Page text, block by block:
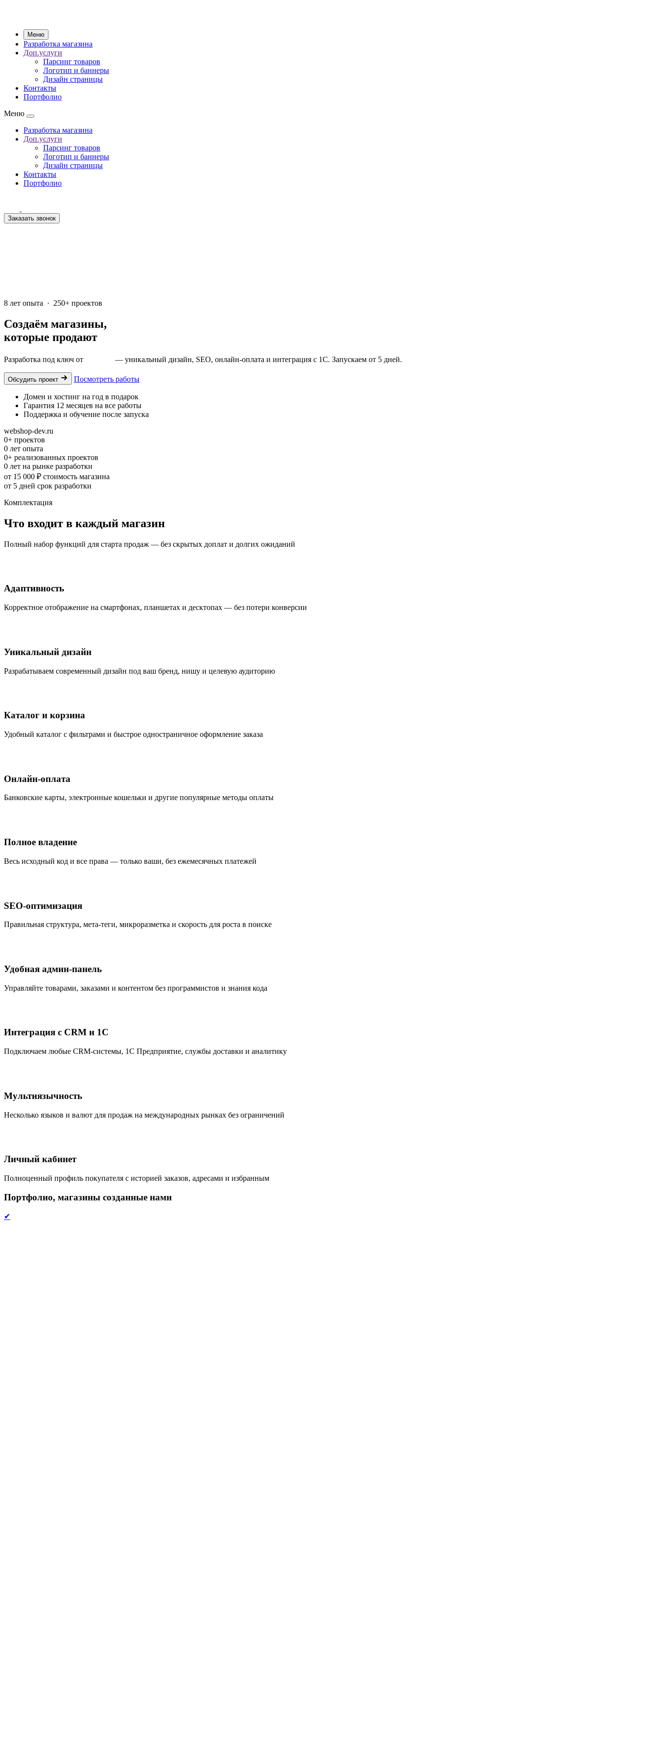
Меню
Разработка магазина
Доп.услуги
Парсинг товаров
Логотип и баннеры
Дизайн страницы
Контакты
Портфолио
Меню
Разработка магазина
Доп.услуги
Парсинг товаров
Логотип и баннеры
Дизайн страницы
Контакты
Портфолио
Заказать звонок
8 лет опыта · 250+ проектов
Создаём магазины,
которые продают
Разработка под ключ от — уникальный дизайн, SEO, онлайн-оплата и интеграция с 1С. Запускаем от 5 дней.
Обсудить проект Посмотреть работы
Домен и хостинг на год в подарок
Гарантия 12 месяцев на все работы
Поддержка и обучение после запуска
webshop-dev.ru
0+ проектов
0 лет опыта
0+ реализованных проектов
0 лет на рынке разработки
от 15 000 ₽ стоимость магазина
от 5 дней срок разработки
Комплектация
Что входит в каждый магазин
Полный набор функций для старта продаж — без скрытых доплат и долгих ожиданий
Адаптивность
Корректное отображение на смартфонах, планшетах и десктопах — без потери конверсии
Уникальный дизайн
Разрабатываем современный дизайн под ваш бренд, нишу и целевую аудиторию
Каталог и корзина
Удобный каталог с фильтрами и быстрое одностраничное оформление заказа
Онлайн-оплата
Банковские карты, электронные кошельки и другие популярные методы оплаты
Полное владение
Весь исходный код и все права — только ваши, без ежемесячных платежей
SEO-оптимизация
Правильная структура, мета-теги, микроразметка и скорость для роста в поиске
Удобная админ-панель
Управляйте товарами, заказами и контентом без программистов и знания кода
Интеграция с CRM и 1С
Подключаем любые CRM-системы, 1С Предприятие, службы доставки и аналитику
Мультиязычность
Несколько языков и валют для продаж на международных рынках без ограничений
Личный кабинет
Полноценный профиль покупателя с историей заказов, адресами и избранным
Портфолио, магазины созданные нами
✔